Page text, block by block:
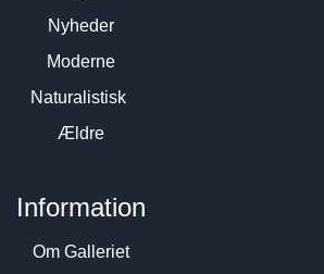
Nyheder
Moderne
Naturalistisk
Ældre
Information
Om Galleriet